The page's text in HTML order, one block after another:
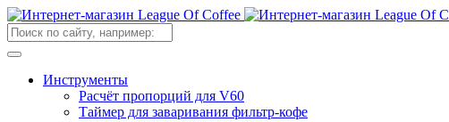
Инструменты
Расчёт пропорций для V60
Таймер для заваривания фильтр-кофе